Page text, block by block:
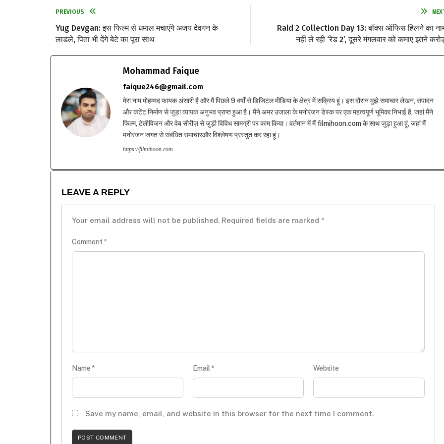
PREVIOUS
Yug Devgan: इस फिल्म से धमाल मचाएंगे अजय देवगन के
लाडले, पिता भी देंगे बेटे का पूरा साथ
Raid 2 Collection Day 13: बॉक्स ऑफिस हिलने का
नहीं ले रही ‘रेड 2’, दूसरे मंगलवार को कमाए इतने
Mohammad Faique
faique246@gmail.com
मेरा नाम मोहम्मद फायक अंसारी है और मैं पिछले 9 वर्षों से डिजिटल मीडिया के क्षेत्र में सक्रिय हूं। इस दौरान मुझे समाचार लेखन, संपादन
और कंटेंट निर्माण से जुड़ा व्यापक अनुभव प्राप्त हुआ है। मैंने अमर उजाला के मनोरंजन डेस्क पर एक महत्वपूर्ण भूमिका निभाई है, जहां मैंने
फिल्म, टेलीविजन और वेब सीरीज़ से जुड़ी विविध सामग्री पर काम किया। वर्तमान में मैं filmihoon.com के साथ जुड़ा हुआ हूं, जहां मैं
मनोरंजन जगत से संबंधित समाचारऔर विश्लेषण प्रस्तुत कर रहा हूं।
https://filmihoon.com
LEAVE A REPLY
Your email address will not be published. Required fields are marked *
Comment *
Name * Email * Website
Save my name, email, and website in this browser for the next time I comment.